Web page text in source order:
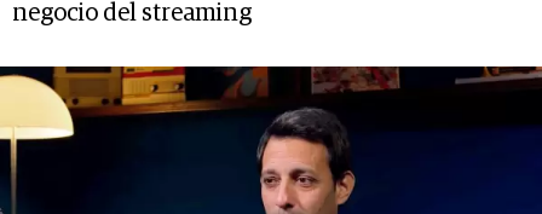
negocio del streaming